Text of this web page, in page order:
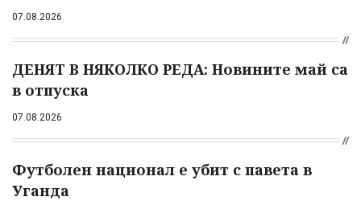
07.08.2026
ДЕНЯТ В НЯКОЛКО РЕДА: Новините май са
в отпуска
07.08.2026
Футболен национал е убит с павета в
Уганда